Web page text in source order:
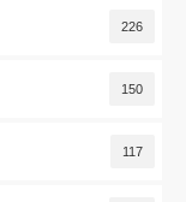
226
150
117